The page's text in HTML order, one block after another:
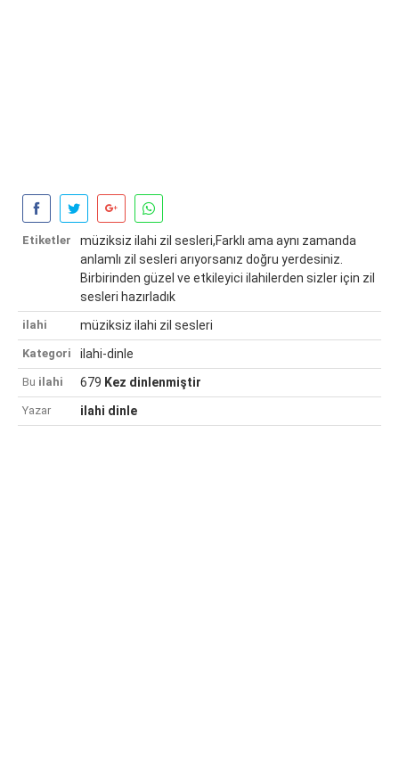
Etiketler
müziksiz ilahi zil sesleri,Farklı ama aynı zamanda
anlamlı zil sesleri arıyorsanız doğru yerdesiniz.
Birbirinden güzel ve etkileyici ilahilerden sizler için zil
sesleri hazırladık
ilahi müziksiz ilahi zil sesleri
Kategori ilahi-dinle
Bu ilahi 679 Kez dinlenmiştir
Yazar ilahi dinle